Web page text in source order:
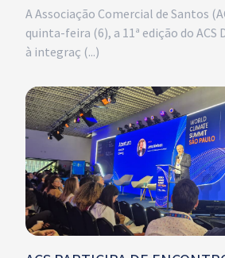
A Associação Comercial de Santos
quinta-feira (6), a 11ª edição do ACS
à integraç (...)